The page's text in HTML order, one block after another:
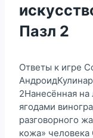
Пазл 2
Ответы к игре
2Нанесённая
ягодами
разговорного
кожа»